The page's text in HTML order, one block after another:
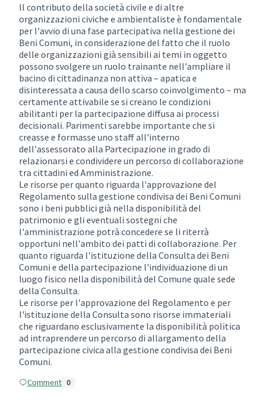
ll contributo della società civile e di altre
organizzazioni civiche e ambientaliste è fondamentale
per l'avvio di una fase partecipativa nella gestione dei
Beni Comuni, in considerazione del fatto che il ruolo
delle organizzazioni già sensibili ai temi in oggetto
possono svolgere un ruolo trainante nell'ampliare il
bacino di cittadinanza non attiva – apatica e
disinteressata a causa dello scarso coinvolgimento – ma
certamente attivabile se si creano le condizioni
abilitanti per la partecipazione diffusa ai processi
decisionali. Parimenti sarebbe importante che si
creasse e formasse uno staff all'interno
dell'assessorato alla Partecipazione in grado di
relazionarsi e condividere un percorso di collaborazione
tra cittadini ed Amministrazione.
Le risorse per quanto riguarda l'approvazione del
Regolamento sulla gestione condivisa dei Beni Comuni
sono i beni pubblici già nella disponibilità del
patrimonio e gli eventuali sostegni che
l'amministrazione potrà concedere se li riterrà
opportuni nell'ambito dei patti di collaborazione. Per
quanto riguarda l'istituzione della Consulta dei Beni
Comuni e della partecipazione l'individuazione di un
luogo fisico nella disponibilità del Comune quale sede
della Consulta.
Le risorse per l'approvazione del Regolamento e per
l'istituzione della Consulta sono risorse immateriali
che riguardano esclusivamente la disponibilità politica
ad intraprendere un percorso di allargamento della
partecipazione civica alla gestione condivisa dei Beni
Comuni.
Comment 0